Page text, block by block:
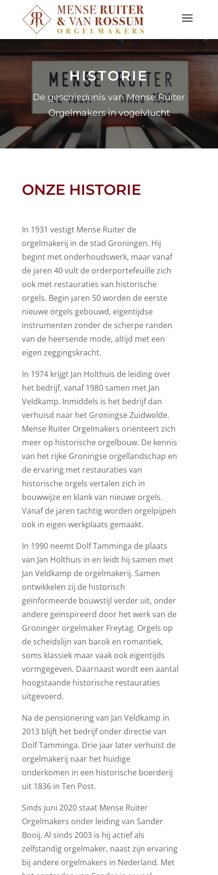
a
HISTORIE
De geschiedenis van Mense Ruiter
Orgelmakers in vogelvlucht
ONZE HISTORIE
In 1931 vestigt Mense Ruiter de
orgelmakerij in de stad Groningen. Hij
begint met onderhoudswerk, maar vanaf
de jaren 40 vult de orderportefeuille zich
ook met restauraties van historische
orgels. Begin jaren 50 worden de eerste
nieuwe orgels gebouwd, eigentijdse
instrumenten zonder de scherpe randen
van de heersende mode, altijd met een
eigen zeggingskracht.
In 1974 krijgt Jan Holthuis de leiding over
het bedrijf, vanaf 1980 samen met Jan
Veldkamp. Inmiddels is het bedrijf dan
verhuisd naar het Groningse Zuidwolde.
Mense Ruiter Orgelmakers oriënteert zich
meer op historische orgelbouw. De kennis
van het rijke Groningse orgellandschap en
de ervaring met restauraties van
historische orgels vertalen zich in
bouwwijze en klank van nieuwe orgels.
Vanaf de jaren tachtig worden orgelpijpen
ook in eigen werkplaats gemaakt.
In 1990 neemt Dolf Tamminga de plaats
van Jan Holthuis in en leidt hij samen met
Jan Veldkamp de orgelmakerij. Samen
ontwikkelen zij de historisch
geïnformeerde bouwstijl verder uit, onder
andere geïnspireerd door het werk van de
Groninger orgelmaker Freytag. Orgels op
de scheidslijn van barok en romantiek,
soms klassiek maar vaak ook eigentijds
vormgegeven. Daarnaast wordt een aantal
hoogstaande historische restauraties
uitgevoerd.
Na de pensionering van Jan Veldkamp in
2013 blijft het bedrijf onder directie van
Dolf Tamminga. Drie jaar later verhuist de
orgelmakerij naar het huidige
onderkomen in een historische boerderij
uit 1836 in Ten Post.
Sinds juni 2020 staat Mense Ruiter
Orgelmakers onder leiding van Sander
Booij. Al sinds 2003 is hij actief als
zelfstandig orgelmaker, naast zijn ervaring
bij andere orgelmakers in Nederland. Met